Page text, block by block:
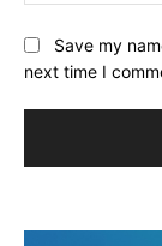
Save my
next time I